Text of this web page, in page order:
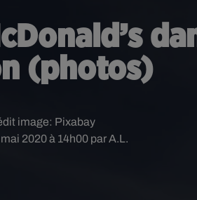
(photos)
2020 à 14h00 par A.L.
image: Pixabay